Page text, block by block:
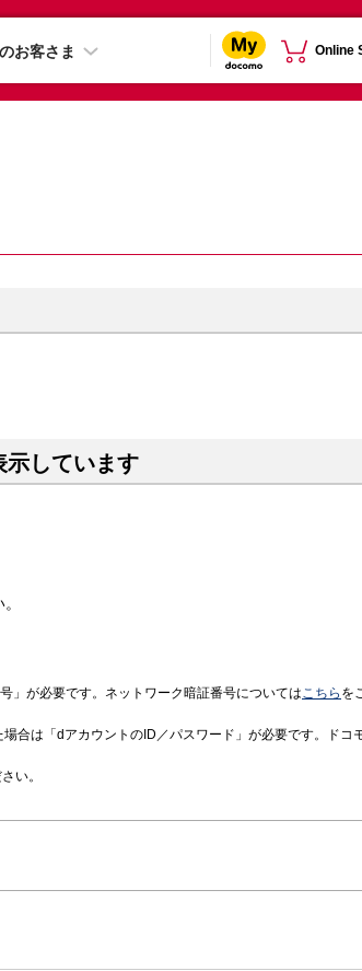
お客さま Online
示しています
」が必要です。ネットワーク暗証番号についてはこちら を
合は「dアカウントのID／パスワード」が必要です。ドコ
い。